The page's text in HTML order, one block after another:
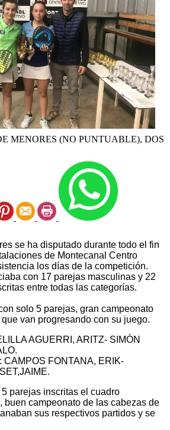
MENORES (NO PUNTUABLE), DOS
se ha disputado durante todo el fin
de Montecanal Centro
los días de la competición.
con 17 parejas masculinas y 22
entre todas las categorías.
solo 5 parejas, gran campeonato
van progresando con su juego.
AGUERRI, ARITZ- SIMÓN
CAMPOS FONTANA, ERIK-
parejas inscritas el cuadro
buen campeonato de las cabezas de
sus respectivos partidos y se